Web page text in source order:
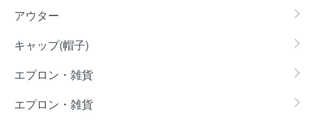
アウター
キャップ(帽子)
エプロン・雑貨
エプロン・雑貨